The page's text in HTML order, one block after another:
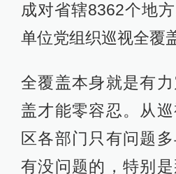
成对省辖8362个地
单位党组织巡视全覆
全覆盖本身就是有
盖才能零容忍。从
区各部门只有问题
有没问题的，特别